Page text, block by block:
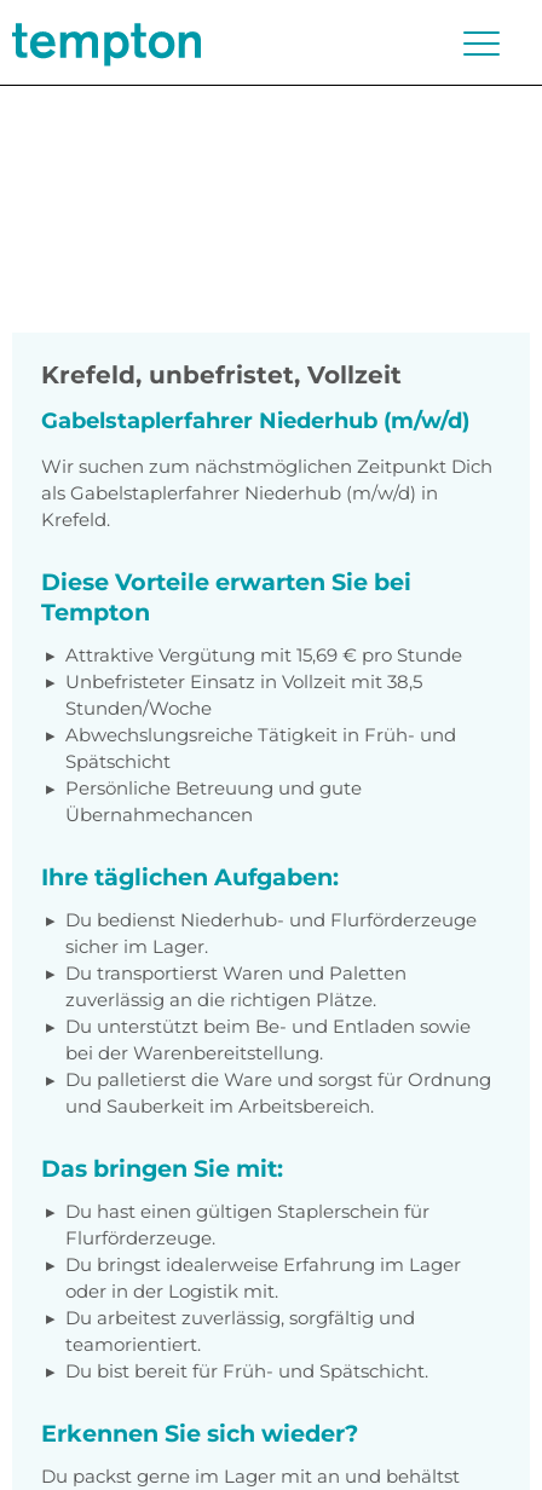
Krefeld, unbefristet, Vollzeit
Gabelstaplerfahrer Niederhub (m/w/d)
Wir suchen zum nächstmöglichen Zeitpunkt Dich
als Gabelstaplerfahrer Niederhub (m/w/d) in
Krefeld.
Diese Vorteile erwarten Sie bei
Tempton
Attraktive Vergütung mit 15,69 € pro Stunde
Unbefristeter Einsatz in Vollzeit mit 38,5
Stunden/Woche
Abwechslungsreiche Tätigkeit in Früh- und
Spätschicht
Persönliche Betreuung und gute
Übernahmechancen
Ihre täglichen Aufgaben:
Du bedienst Niederhub- und Flurförderzeuge
sicher im Lager.
Du transportierst Waren und Paletten
zuverlässig an die richtigen Plätze.
Du unterstützt beim Be- und Entladen sowie
bei der Warenbereitstellung.
Du palletierst die Ware und sorgst für Ordnung
und Sauberkeit im Arbeitsbereich.
Das bringen Sie mit:
Du hast einen gültigen Staplerschein für
Flurförderzeuge.
Du bringst idealerweise Erfahrung im Lager
oder in der Logistik mit.
Du arbeitest zuverlässig, sorgfältig und
teamorientiert.
Du bist bereit für Früh- und Spätschicht.
Erkennen Sie sich wieder?
Du packst gerne im Lager mit an und behältst